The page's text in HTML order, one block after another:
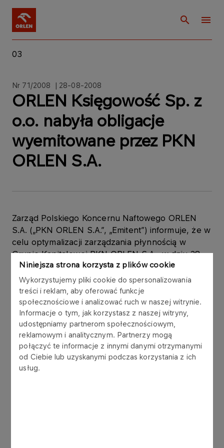
Niniejsza strona korzysta z plików cookie
Wykorzystujemy pliki cookie do spersonalizowania
treści i reklam, aby oferować funkcje
społecznościowe i analizować ruch w naszej witrynie.
Informacje o tym, jak korzystasz z naszej witryny,
udostępniamy partnerom społecznościowym,
reklamowym i analitycznym. Partnerzy mogą
połączyć te informacje z innymi danymi otrzymanymi
od Ciebie lub uzyskanymi podczas korzystania z ich
usług.
03
Nr 71/2008 | 28-08-2008
ORLEN Księgowość Sp. z
o.o. nabyła obligacje
wyemitowane przez PKN
ORLEN S.A.
Zarząd Polskiego Koncernu Naftowego ORLEN
S.A. („PKN ORLEN S.A.”, „Emitent”) informuje, że w
celu optymalizacji zarządzania płynnością w
Grupie Kapitałowej PKN ORLEN S.A., w dniu 28
sierpnia 2008 roku dokonał emisji
krótkoterminowych obligacji na rzecz spółki
zależnej ORLEN Księgowość Sp. z o.o. („ORLEN
Księgowość”), w ramach Programu emisji obligacji,
który Emitent podpisał z konsorcjum 6 banków w
listopadzie 2006 roku.
Środki pozyskane z emisji Emitent przeznaczy na
finansowanie działalności bieżącej. Obligacje
zostały nabyte przez spółkę ORLEN Księgowość,